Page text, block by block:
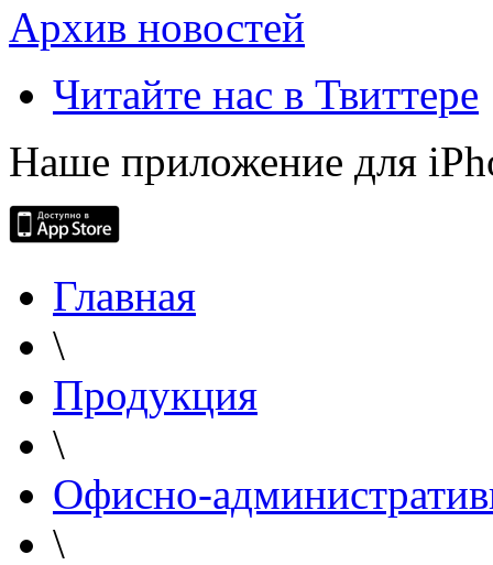
Архив новостей
Читайте нас в Твиттере
Наше приложение для
Главная
\
Продукция
\
Офисно-
\